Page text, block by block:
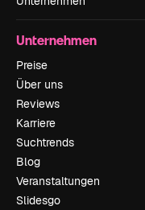
Unternehmen
Preise
Über uns
Reviews
Karriere
Suchtrends
Blog
Veranstaltungen
Slidesgo